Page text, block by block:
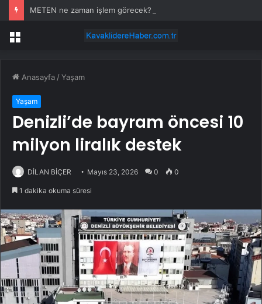
Menü
Anasayfa /Yaşam
Yaşam
Denizli’de bayram öncesi 10
milyon liralık destek
DİLAN BİÇER Mayıs 23, 2026 0 0
1 dakika okuma süresi